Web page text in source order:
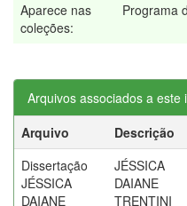
Aparece nas
coleções:
Programa
Arquivos associados a este
Arquivo
Descrição
Dissertação
JÉSSICA
DAIANE
JÉSSICA
DAIANE
TRENTINI